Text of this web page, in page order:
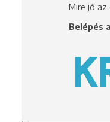
Mire jó az
Belépés